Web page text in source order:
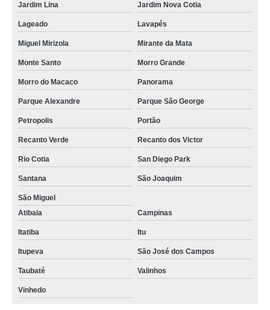
Jardim Lina Jardim Nova Cotia
Lageado Lavapés
Miguel Mirizola Mirante da Mata
Monte Santo Morro Grande
Morro do Macaco Panorama
Parque Alexandre Parque São George
Petropolis Portão
Recanto Verde Recanto dos Victor
Rio Cotia San Diego Park
Santana São Joaquim
São Miguel
Atibaia
Campinas
Itatiba Itu
Itupeva São José dos Campos
Taubaté Valinhos
Vinhedo